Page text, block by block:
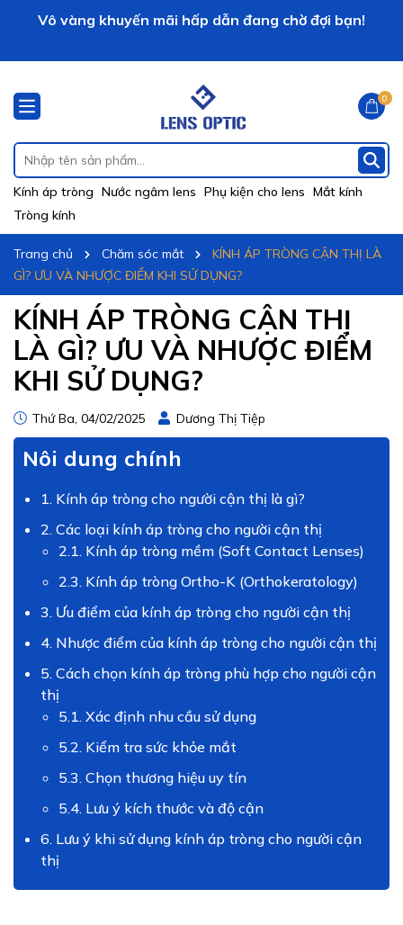
LENS OPTIC xin chào!
Vô vàng khuyến mãi hấp dẫn đang chờ đợi bạn!
Kính áp tròng Nước ngâm lens Phụ kiện cho lens Mắt kính
Tròng kính
0
Trang chủ Chăm sóc mắt
KÍNH ÁP TRÒNG CẬN THỊ LÀ
GÌ? ƯU VÀ NHƯỢC ĐIỂM KHI SỬ DỤNG?
KÍNH ÁP TRÒNG CẬN THỊ
LÀ GÌ? ƯU VÀ NHƯỢC ĐIỂM
KHI SỬ DỤNG?
Thứ Ba, 04/02/2025 Dương Thị Tiệp
Nôi dung chính
1. Kính áp tròng cho người cận thị là gì?
2. Các loại kính áp tròng cho người cận thị
2.1. Kính áp tròng mềm (Soft Contact Lenses)
2.3. Kính áp tròng Ortho-K (Orthokeratology)
3. Ưu điểm của kính áp tròng cho người cận thị
4. Nhược điểm của kính áp tròng cho người cận thị
5. Cách chọn kính áp tròng phù hợp cho người cận
thị
5.1. Xác định nhu cầu sử dụng
5.2. Kiểm tra sức khỏe mắt
5.3. Chọn thương hiệu uy tín
5.4. Lưu ý kích thước và độ cận
6. Lưu ý khi sử dụng kính áp tròng cho người cận
thị